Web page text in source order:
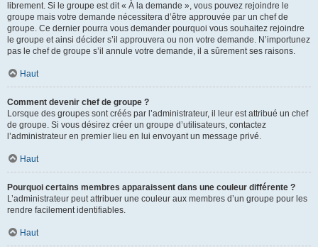
librement. Si le groupe est dit « À la demande », vous pouvez rejoindre le
groupe mais votre demande nécessitera d’être approuvée par un chef de
groupe. Ce dernier pourra vous demander pourquoi vous souhaitez rejoindre
le groupe et ainsi décider s’il approuvera ou non votre demande. N’importunez
pas le chef de groupe s’il annule votre demande, il a sûrement ses raisons.
Haut
Comment devenir chef de groupe ?
Lorsque des groupes sont créés par l’administrateur, il leur est attribué un chef
de groupe. Si vous désirez créer un groupe d’utilisateurs, contactez
l’administrateur en premier lieu en lui envoyant un message privé.
Haut
Pourquoi certains membres apparaissent dans une couleur différente ?
L’administrateur peut attribuer une couleur aux membres d’un groupe pour les
rendre facilement identifiables.
Haut